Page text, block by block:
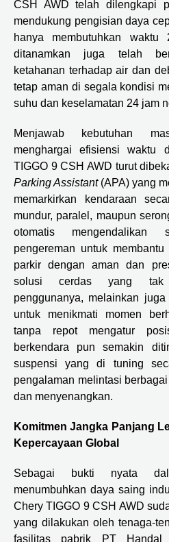
CSH AWD telah dilengkapi
mendukung pengisian daya
hanya membutuhkan
ditanamkan juga telah
ketahanan terhadap air dan
tetap aman di segala kondisi
suhu dan keselamatan 24 jam
Menjawab kebutuhan
menghargai efisiensi waktu
TIGGO 9 CSH AWD turut
Parking Assistant (APA) yang
memarkirkan kendaraan
mundur, paralel, maupun
otomatis mengendalikan
pengereman untuk
parkir dengan aman dan
solusi cerdas yang tak
penggunanya, melainkan
untuk menikmati momen
tanpa repot mengatur
berkendara pun semakin
suspensi yang di tuning
pengalaman melintasi
dan menyenangkan.
Komitmen Jangka Panjang
Kepercayaan Global
Sebagai bukti nyata
menumbuhkan daya saing
Chery TIGGO 9 CSH AWD
yang dilakukan oleh tenaga-
fasilitas pabrik PT Handal